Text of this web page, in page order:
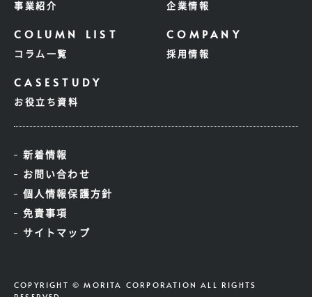
事業紹介
コラム一覧
お役立ち資料
企業情報
採用情報
新着情報
お問い合わせ
個人情報保護方針
免責事項
サイトマップ
COPYRIGHT © MORITA CORPORATION ALL RIGHTS